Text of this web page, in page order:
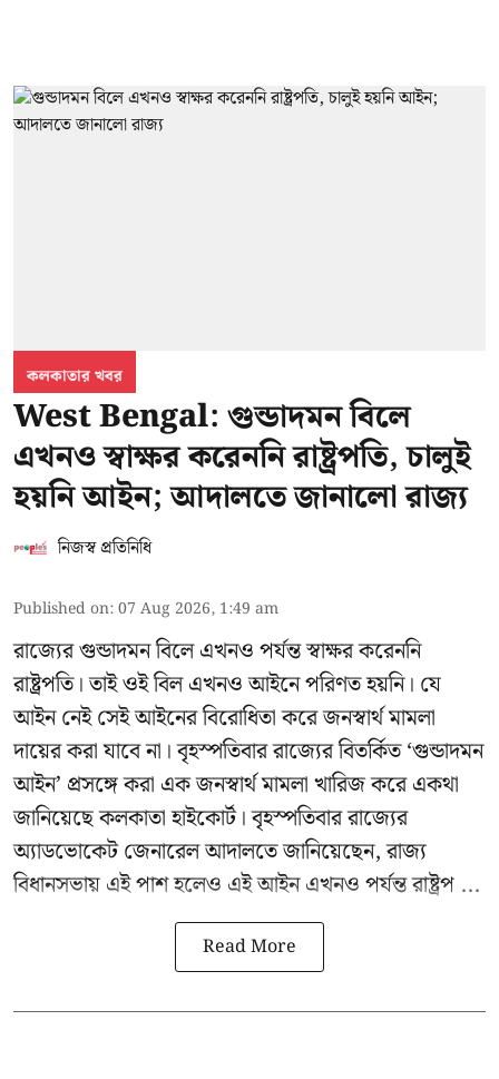
কলকাতার খবর
West Bengal: গুন্ডাদমন বিলে
এখনও স্বাক্ষর করেননি রাষ্ট্রপতি, চালুই
হয়নি আইন; আদালতে জানালো রাজ্য
নিজস্ব প্রতিনিধি
Published on:07 Aug 2026, 1:49 am
রাজ্যের গুন্ডাদমন বিলে এখনও পর্যন্ত স্বাক্ষর করেননি
রাষ্ট্রপতি। তাই ওই বিল এখনও আইনে পরিণত হয়নি। যে
আইন নেই সেই আইনের বিরোধিতা করে জনস্বার্থ মামলা
দায়ের করা যাবে না। বৃহস্পতিবার রাজ্যের বিতর্কিত ‘গুন্ডাদমন
আইন’ প্রসঙ্গে করা এক জনস্বার্থ মামলা খারিজ করে একথা
জানিয়েছে কলকাতা হাইকোর্ট। বৃহস্পতিবার রাজ্যের
অ্যাডভোকেট জেনারেল আদালতে জানিয়েছেন, রাজ্য
বিধানসভায় এই পাশ হলেও এই আইন এখনও পর্যন্ত রাষ্ট্রপ ...
Read More